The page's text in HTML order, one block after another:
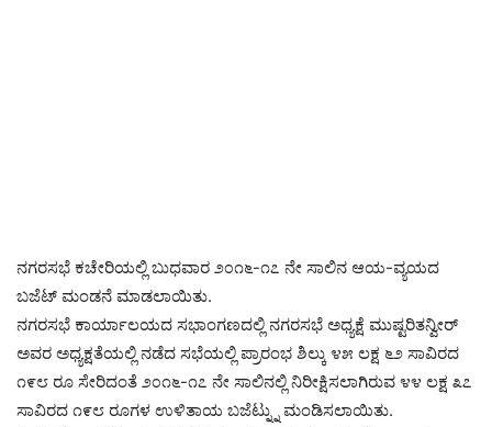
ನಗರಸಭೆ ಕಚೇರಿಯಲ್ಲಿ ಬುಧವಾರ ೨೦೧೬-೧೭ ನೇ ಸಾಲಿನ ಆಯ-ವ್ಯಯದ
ಬಜೆಟ್ ಮಂಡನೆ ಮಾಡಲಾಯಿತು.
ನಗರಸಭೆ ಕಾರ್ಯಾಲಯದ ಸಭಾಂಗಣದಲ್ಲಿ ನಗರಸಭೆ ಅಧ್ಯಕ್ಷೆ ಮುಷ್ಟರಿತನ್ವೀರ್
ಅವರ ಅಧ್ಯಕ್ಷತೆಯಲ್ಲಿ ನಡೆದ ಸಭೆಯಲ್ಲಿ ಪ್ರಾರಂಭ ಶಿಲ್ಕು ೪೫ ಲಕ್ಷ ೬೨ ಸಾವಿರದ
೧೯೮ ರೂ ಸೇರಿದಂತೆ ೨೦೧೬-೧೭ ನೇ ಸಾಲಿನಲ್ಲಿ ನಿರೀಕ್ಷಿಸಲಾಗಿರುವ ೪೪ ಲಕ್ಷ ೩೭
ಸಾವಿರದ ೧೯೮ ರೂಗಳ ಉಳಿತಾಯ ಬಜೆಟ್ನ್ನು ಮಂಡಿಸಲಾಯಿತು.